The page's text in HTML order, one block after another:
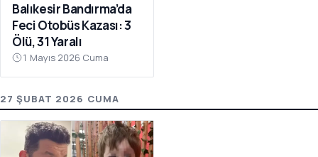
Balıkesir Bandırma’da
Feci Otobüs Kazası: 3
Ölü, 31 Yaralı
1 Mayıs 2026 Cuma
27 ŞUBAT 2026 CUMA